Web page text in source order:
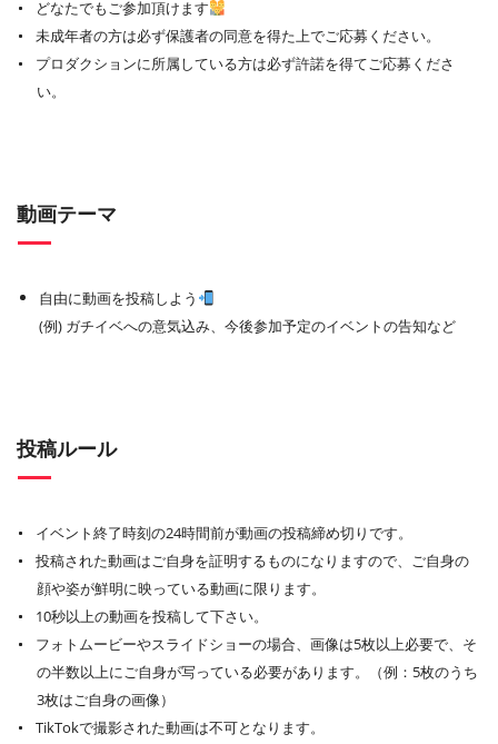
どなたでもご参加頂けます
未成年者の方は必ず保護者の同意を得た上でご応募ください。
プロダクションに所属している方は必ず許諾を得てご応募くださ
い。
動画テーマ
自由に動画を投稿しよう
(例) ガチイベへの意気込み、今後参加予定のイベントの告知など
投稿ルール
イベント終了時刻の24時間前が動画の投稿締め切りです。
投稿された動画はご自身を証明するものになりますので、ご自身の
顔や姿が鮮明に映っている動画に限ります。
10秒以上の動画を投稿して下さい。
フォトムービーやスライドショーの場合、画像は5枚以上必要で、そ
の半数以上にご自身が写っている必要があります。（例：5枚のうち
3枚はご自身の画像）
TikTokで撮影された動画は不可となります。